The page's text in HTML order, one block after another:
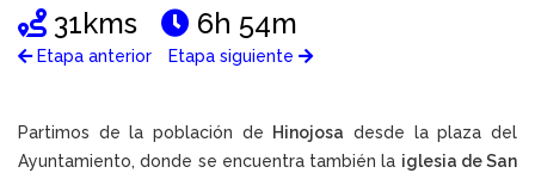
31kms 6h 54m
Etapa anterior Etapa siguiente
Partimos de la población de Hinojosa desde la plaza del
Ayuntamiento, donde se encuentra también la iglesia de San